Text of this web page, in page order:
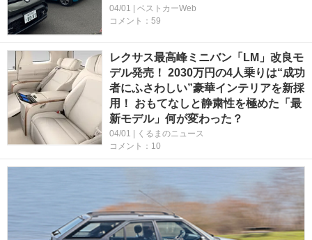
04/01 | ベストカーWeb
コメント：59
レクサス最高峰ミニバン「LM」改良モ
デル発売！ 2030万円の4人乗りは“成功
者にふさわしい”豪華インテリアを新採
用！ おもてなしと静粛性を極めた「最
新モデル」何が変わった？
04/01 | くるまのニュース
コメント：10